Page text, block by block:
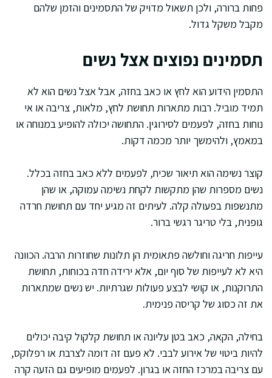
פחות ברורה, ולכן תשאול מדויק של התסמינים והזמן שלהם
מקבל משקל גדול.
תסמינים נפוצים אצל נשים
התסמין הידוע הוא לחץ או כאב בחזה, אבל אצל נשים הוא לא
תמיד מוביל. רבות מתארות תחושת לחץ, מלאות, צריבה או אי
נוחות בחזה, לפעמים לסירוגין. התחושה יכולה להופיע במנוחה או
במאמץ, ולהימשך יותר מכמה דקות.
קוצר נשימה הוא תיאור שכיח, לפעמים ללא כאב בחזה בכלל.
נשים מספרות שהן מתקשות לקחת נשימה עמוקה, או שהן
מתנשפות בפעולה קלה. לעיתים זה מגיע יחד עם תחושת חרדה
גופנית, בלי טריגר רגשי ברור.
עייפות חריגה וחולשה פתאומית הן תלונות שחוזרות הרבה. הכוונה
היא לא לעייפות של סוף יום, אלא ירידה חדה בכוחות, תחושת
התרוקנות, או קושי לבצע פעולות שגרתיות. יש נשים שמתארות
את זה כסוג של קריסה פנימית.
בחילה, הקאה, כאב בטן עליונה או תחושת קלקול קיבה יכולים
להיות ביטוי של אירוע לבבי. לא פעם זה דומה לצרבת או רפלוקס,
עם צריבה במרכז החזה או בגרון. לפעמים מופיעים גם הזעה קרה